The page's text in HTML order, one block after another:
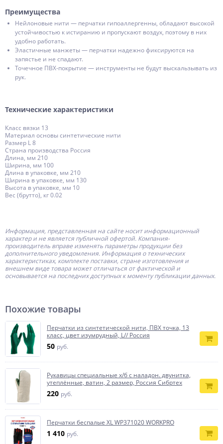
Преимущества
Нейлоновые нити — перчатки гипоаллергенны, обладают высокой
устойчивостью к истиранию и пропускают воздух, поэтому в них
удобно работать.
Эластичные манжеты — перчатки надежно фиксируются на
запястье и не спадают.
Точечное ПВХ-покрытие — инструменты не будут выскальзывать из
рук.
Технические характеристики
Класс вязки 13
Материал основы синтетические нити
Размер L 8
Страна производства Россия
Длина, мм 210
Ширина, мм 100
Длина в упаковке, мм 210
Ширина в упаковке, мм 130
Высота в упаковке, мм 10
Вес (брутто), кг 0.02
Информация, представленная на сайте носит информационный
характер и не является публичной офертой. Компания-
производитель вправе изменять параметры продукции без
дополнительного уведомления. Информация о технических
характеристиках, комплекте поставки, стране изготовления и
внешнем виде товара может отличаться от фактической и
основывается на последних доступных к моменту публикации данных.
Похожие товары
Перчатки из синтетической нити, ПВХ точка, 13
класс, цвет изумрудный, L// Россия
50 руб.
Рукавицы специальные х/б с наладон. двунитка,
утеплённые, ватин, 2 размер, Россия Сибртех
220 руб.
Перчатки беспалые XL WP371020 WORKPRO
1 410 руб.